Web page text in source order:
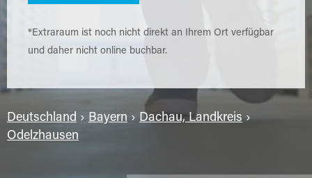
*Extraraum ist noch nicht direkt an Ihrem Ort verfügbar
und daher nicht online buchbar.
Deutschland › Bayern › Dachau, Landkreis ›
Odelzhausen